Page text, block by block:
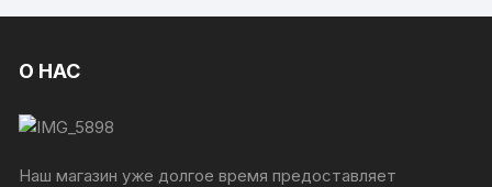
О НАС
Наш магазин уже долгое время предоставляет